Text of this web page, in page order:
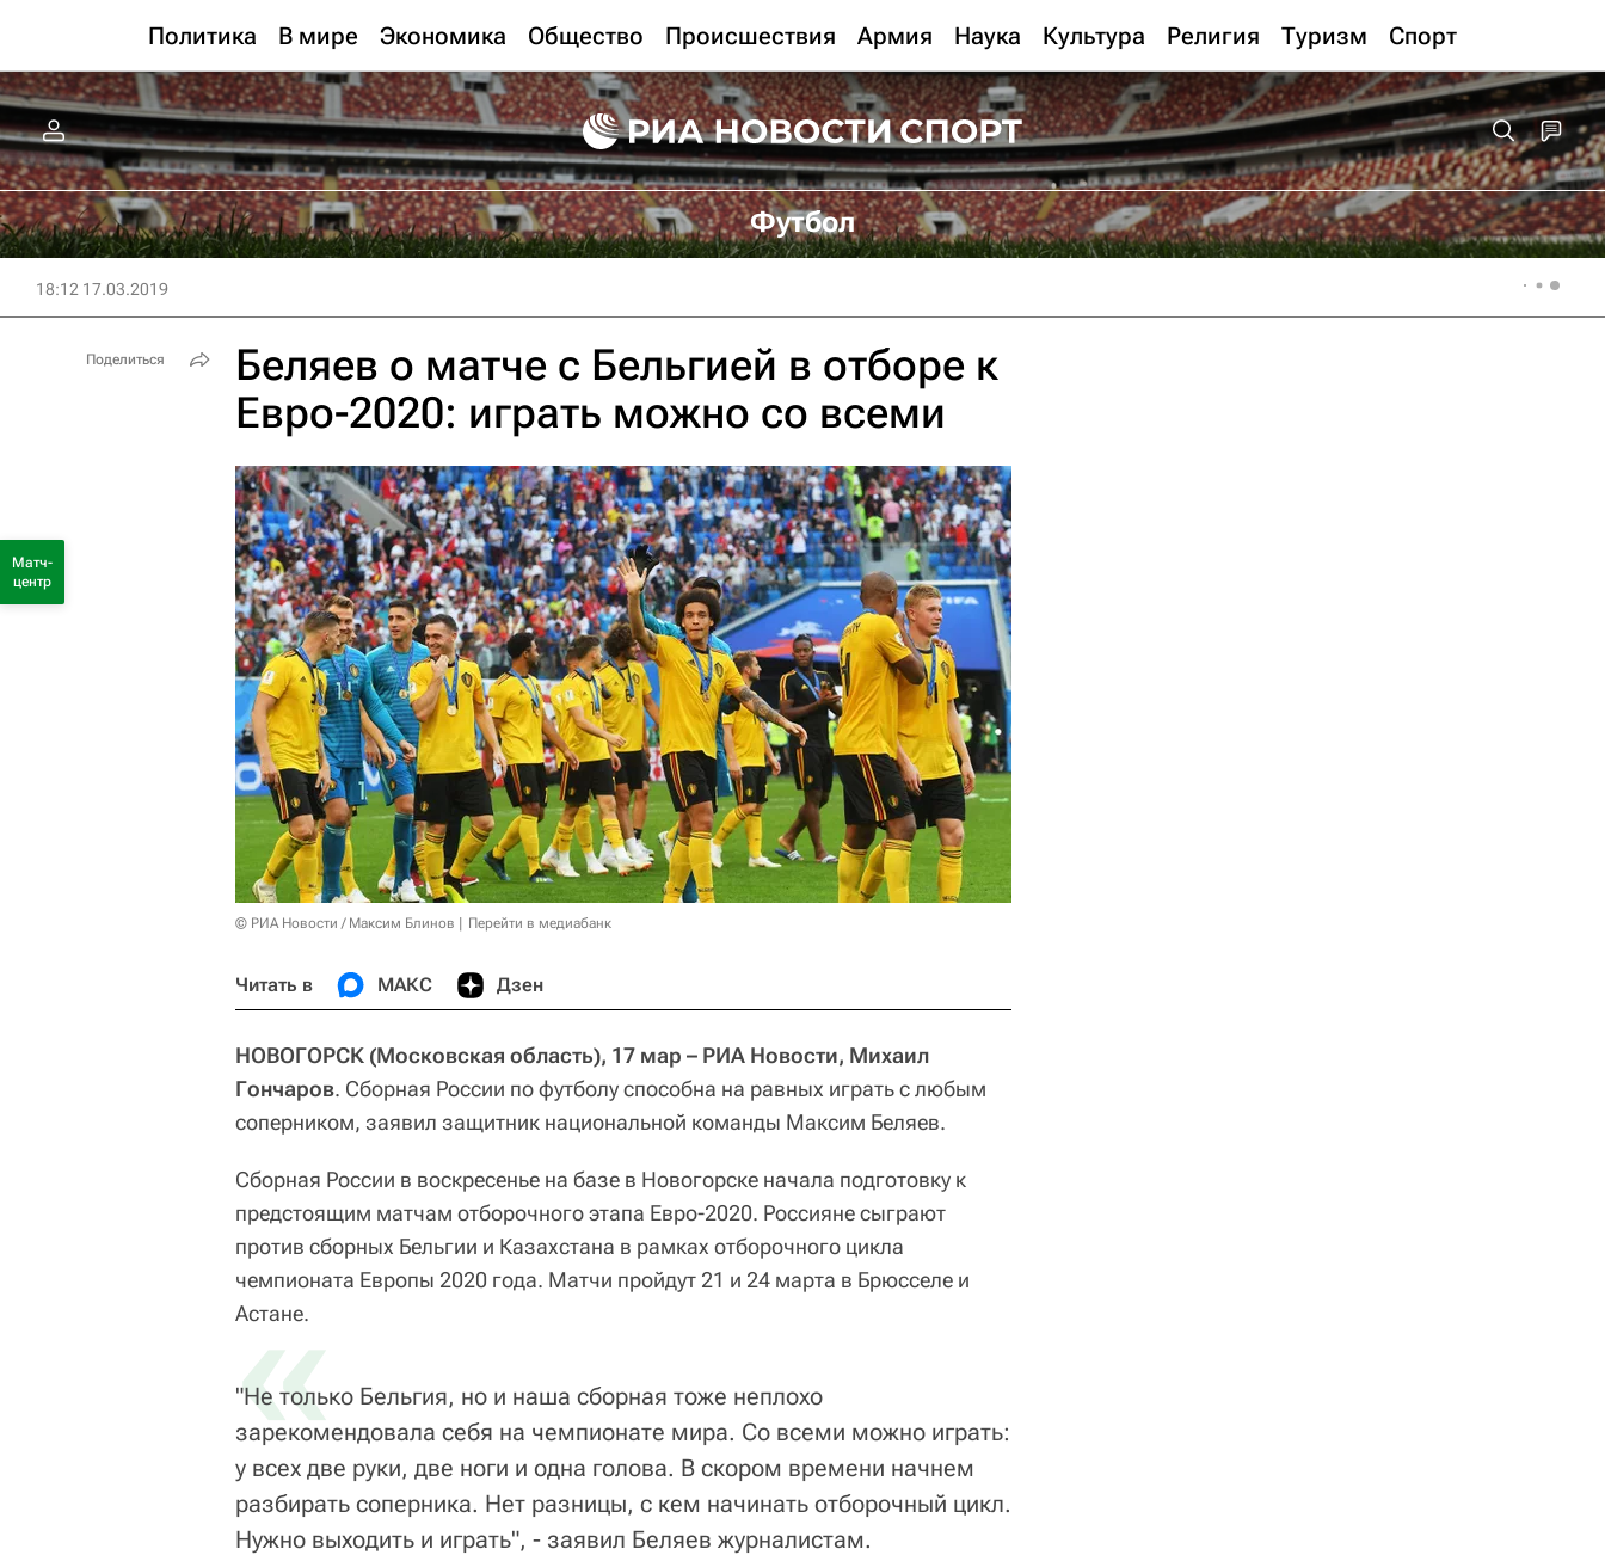
Политика В мире Экономика Общество Происшествия Армия Наука Культура Религия Туризм Спорт
Футбол
18:12 17.03.2019
Беляев о матче с Бельгией в отборе к
Евро-2020: играть можно со всеми
© РИА Новости / Максим Блинов Перейти в медиабанк
Читать в МАКС Дзен
НОВОГОРСК (Московская область), 17 мар – РИА Новости, Михаил
Гончаров. Сборная России по футболу способна на равных играть с любым
соперником, заявил защитник национальной команды Максим Беляев.
Сборная России в воскресенье на базе в Новогорске начала подготовку к
предстоящим матчам отборочного этапа Евро-2020. Россияне сыграют
против сборных Бельгии и Казахстана в рамках отборочного цикла
чемпионата Европы 2020 года. Матчи пройдут 21 и 24 марта в Брюсселе и
Астане.
«
"Не только Бельгия, но и наша сборная тоже неплохо
зарекомендовала себя на чемпионате мира. Со всеми можно играть:
у всех две руки, две ноги и одна голова. В скором времени начнем
разбирать соперника. Нет разницы, с кем начинать отборочный цикл.
Нужно выходить и играть", - заявил Беляев журналистам.
Поделиться
Матч-
центр